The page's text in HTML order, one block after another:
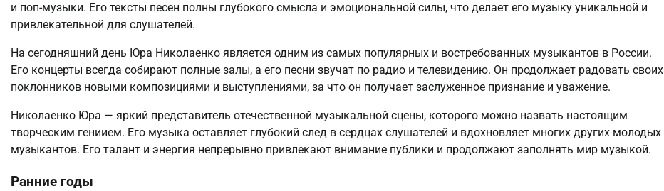
и поп-музыки. Его тексты песен полны глубокого смысла и эмоциональной силы, что делает его музыку уникальной и
привлекательной для слушателей.
На сегодняшний день Юра Николаенко является одним из самых популярных и востребованных музыкантов в России.
Его концерты всегда собирают полные залы, а его песни звучат по радио и телевидению. Он продолжает радовать своих
поклонников новыми композициями и выступлениями, за что он получает заслуженное признание и уважение.
Николаенко Юра — яркий представитель отечественной музыкальной сцены, которого можно назвать настоящим
творческим гениием. Его музыка оставляет глубокий след в сердцах слушателей и вдохновляет многих других молодых
музыкантов. Его талант и энергия непрерывно привлекают внимание публики и продолжают заполнять мир музыкой.
Ранние годы